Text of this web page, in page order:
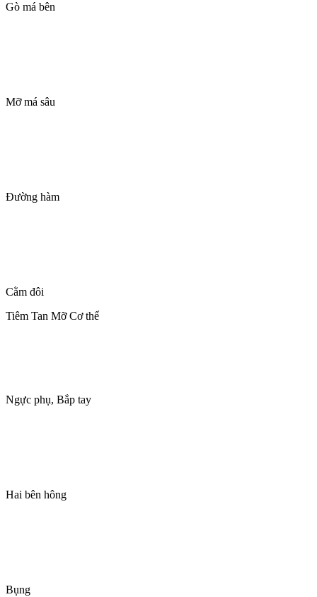
Gò má bên
Mỡ má sâu
Đường hàm
Cằm đôi
Tiêm Tan Mỡ Cơ thể
Ngực phụ, Bắp tay
Hai bên hông
Bụng